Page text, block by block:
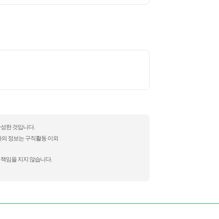
한 것입니다.
정보는 구직활동 이외
임을 지지 않습니다.